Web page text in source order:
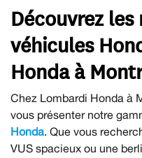
Découvrez les
véhicules
Honda à
Chez Lombardi Honda à
vous présenter notre
Honda. Que vous
VUS spacieux ou une